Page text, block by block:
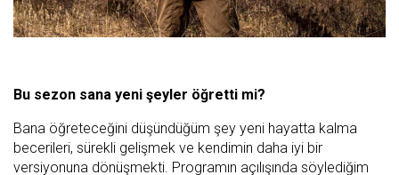
Bu sezon sana yeni şeyler öğretti mi?
Bana öğreteceğini düşündüğüm şey yeni hayatta kalma
becerileri, sürekli gelişmek ve kendimin daha iyi bir
versiyonuna dönüşmekti. Programın açılışında söylediğim